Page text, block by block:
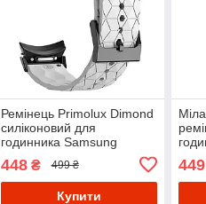
Ремінець Primolux Dimond
силіконовий для
годинника Samsung
Galaxy Watch 7 / Watch 6 /
Watch FE - White
448₴ 499 ₴
Купити
-
449